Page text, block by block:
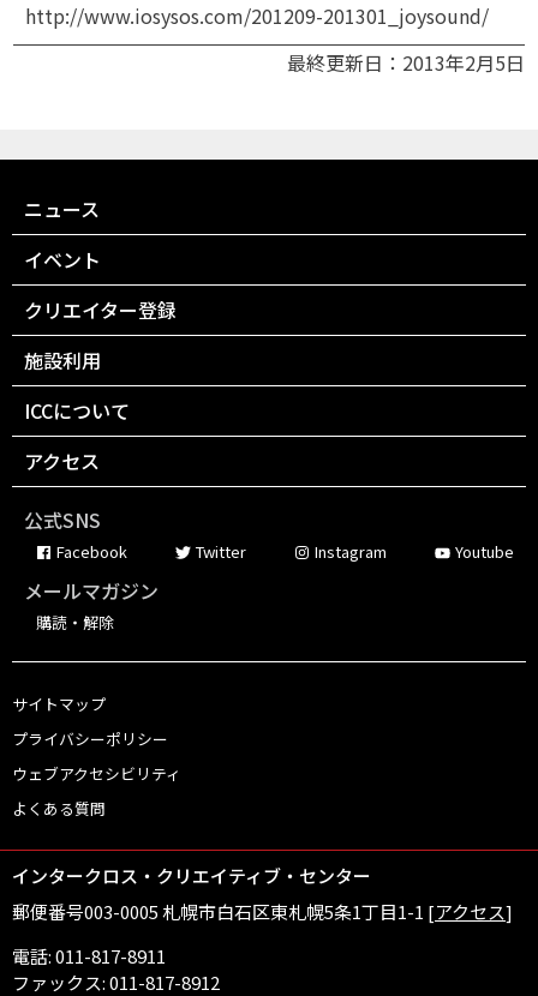
http://www.iosysos.com/201209-201301_joysound/
最終更新日：2013年2月5日
ニュース
イベント
クリエイター登録
施設利用
ICCについて
アクセス
公式SNS
Facebook Twitter Instagram Youtube
メールマガジン
購読・解除
サイトマップ
プライバシーポリシー
ウェブアクセシビリティ
よくある質問
インタークロス・クリエイティブ・センター
郵便番号003-0005 札幌市白石区東札幌5条1丁目1-1 [アクセス]
電話: 011-817-8911
ファックス: 011-817-8912